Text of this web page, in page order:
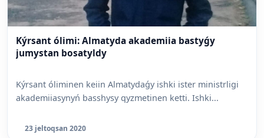
Kýrsant ólimi: Almatyda akademiia bastyǵy
jumystan bosatyldy
Kýrsant óliminen keiin Almatydaǵy ishki ister ministrligi
akademiiasynyń basshysy qyzmetinen ketti. Ishki...
23 jeltoqsan 2020